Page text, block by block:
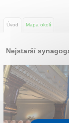
Autobusové zájezdy
Před cestou
Atrakce
O nás
Úvod Mapa okolí
Nejstarší